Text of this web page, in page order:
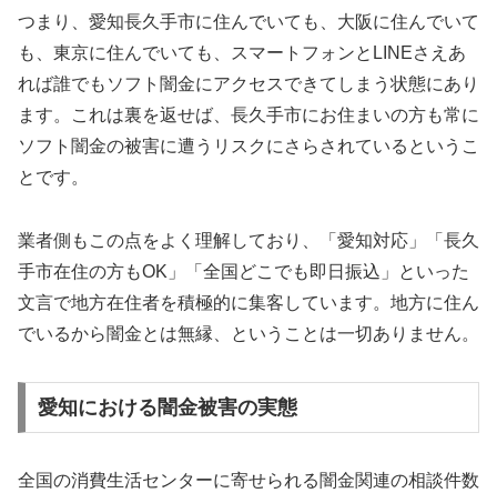
つまり、愛知長久手市に住んでいても、大阪に住んでいて
も、東京に住んでいても、スマートフォンとLINEさえあ
れば誰でもソフト闇金にアクセスできてしまう状態にあり
ます。これは裏を返せば、長久手市にお住まいの方も常に
ソフト闇金の被害に遭うリスクにさらされているというこ
とです。
業者側もこの点をよく理解しており、「愛知対応」「長久
手市在住の方もOK」「全国どこでも即日振込」といった
文言で地方在住者を積極的に集客しています。地方に住ん
でいるから闇金とは無縁、ということは一切ありません。
愛知における闇金被害の実態
全国の消費生活センターに寄せられる闇金関連の相談件数